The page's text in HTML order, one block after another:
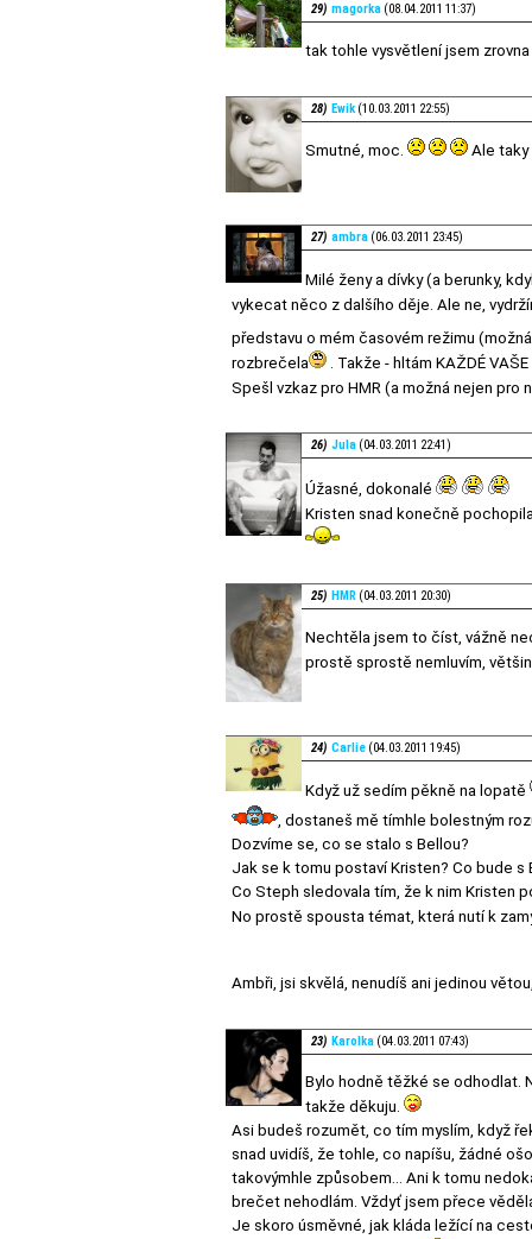
29) magorka (08.04.2011 11:37)
tak tohle vysvětlení jsem
28) Ewik (10.03.2011 22:55)
Smutné, moc. Ale taky
27) ambra (06.03.2011 23:45)
Milé ženy a dívky (a berunky,
vykecat něco z dalšího děje. Ale ne,
představu o mém časovém režimu
rozbrečela
. Takže - hltám KAŽDÉ
Spešl vzkaz pro HMR (a možná nejen pro
26) Jula (04.03.2011 22:41)
Úžasné, dokonalé
Kristen snad konečně
25) HMR (04.03.2011 20:30)
Nechtěla jsem to číst, vážně
prostě sprostě nemluvím,
24) Carlie (04.03.2011 19:45)
Když už sedím pěkně na lopatě
, dostaneš mě tímhle bolestným
Dozvíme se, co se stalo s Bellou?
Jak se k tomu postaví Kristen? Co bude s
Co Steph sledovala tím, že k nim Kristen
No prostě spousta témat, která nutí k
Ambři, jsi skvělá, nenudíš ani jedinou
23) Karolka (04.03.2011 07:43)
Bylo hodně těžké se odhodlat.
takže děkuju.
Asi budeš rozumět, co tím myslím, když
snad uvidíš, že tohle, co napíšu, žádné
takovýmhle způsobem... Ani k tomu
brečet nehodlám. Vždyť jsem přece
Je skoro úsměvné, jak kláda ležící na